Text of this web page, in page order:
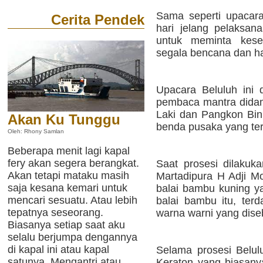
Cerita Pendek
Akan Ku Tunggu
Oleh: Rhony Samlan
Beberapa menit lagi kapal
fery akan segera berangkat.
Akan tetapi mataku masih
saja kesana kemari untuk
mencari sesuatu. Atau lebih
tepatnya seseorang.
Biasanya setiap saat aku
selalu berjumpa dengannya
di kapal ini atau kapal
Sama seperti
hari jelang
untuk meminta
segala bencana dan
Upacara Beluluh ini
pembaca mantra
Laki dan Pangkon
benda pusaka yang
Saat prosesi
Martadipura H Adji
balai bambu kuning
balai bambu itu,
warna warni yang
Selama prosesi